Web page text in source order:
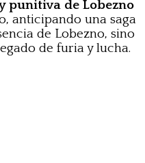
punitiva de Lobezno
anticipando una saga
de Lobezno, sino
de furia y lucha.